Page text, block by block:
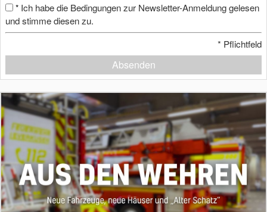
* Ich habe die Bedingungen zur Newsletter-Anmeldung gelesen
und stimme diesen zu.
* Pflichtfeld
Absenden